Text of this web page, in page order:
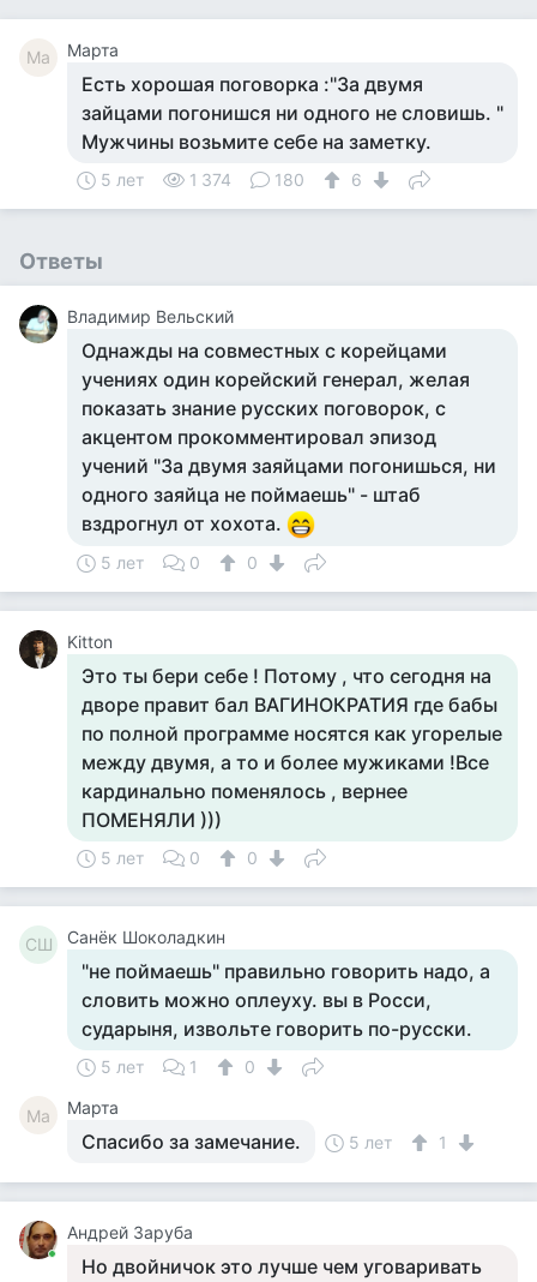
Ма Марта
Есть хорошая поговорка :"За двумя
зайцами погонишся ни одного не словишь. "
Мужчины возьмите себе на заметку.
5 лет 1 374 180 6
Ответы
Владимир Вельский
Однажды на совместных с корейцами
учениях один корейский генерал, желая
показать знание русских поговорок, с
акцентом прокомментировал эпизод
учений "За двумя заяйцами погонишься, ни
одного заяйца не поймаешь" - штаб
вздрогнул от хохота.
5 лет 0 0
Kitton
Это ты бери себе ! Потому , что сегодня на
дворе правит бал ВАГИНОКРАТИЯ где бабы
по полной программе носятся как угорелые
между двумя, а то и более мужиками !Все
кардинально поменялось , вернее
ПОМЕНЯЛИ )))
5 лет 0 0
СШ Санёк Шоколадкин
"не поймаешь" правильно говорить надо, а
словить можно оплеуху. вы в Росси,
сударыня, извольте говорить по-русски.
5 лет 1 0
Ма Марта
Спасибо за замечание. 5 лет 1
Андрей Заруба
Но двойничок это лучше чем уговаривать